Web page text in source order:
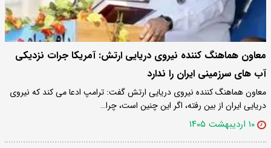
معاون هماهنگ کننده نیروی دریایی ارتش: آمریکا جرات نزدیکی
آب های سرزمینی ایران را ندارد
معاون هماهنگ کننده نیروی دریایی ارتش گفت: ترامپ ادعا می کند که نیروی
دریایی ایران از بین رفته، اگر این چنین است، چرا…
۱۰ اردیبهشت ۱۴۰۵